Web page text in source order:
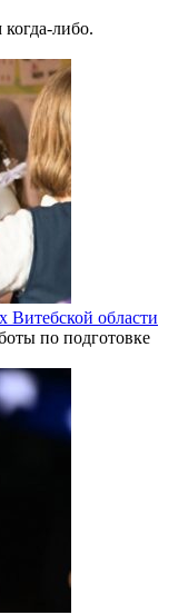
либо.
Витебской области
по подготовке